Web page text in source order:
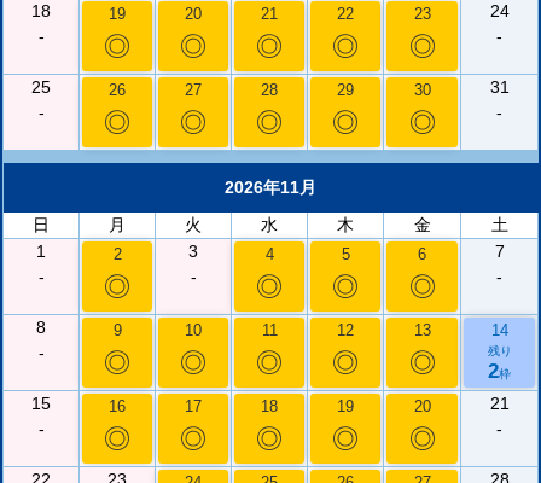
18
-
19
◎
20
◎
21
◎
22
◎
23
◎
24
-
25
-
26
◎
27
◎
28
◎
29
◎
30
◎
31
-
2026年11月
日
月 火 水 木 金
土
1
-
2
◎
3
-
4
◎
5
◎
6
◎
7
-
8
-
9
◎
10
◎
11
◎
12
◎
13
◎
14
残り
2枠
15
-
16
◎
17
◎
18
◎
19
◎
20
◎
21
-